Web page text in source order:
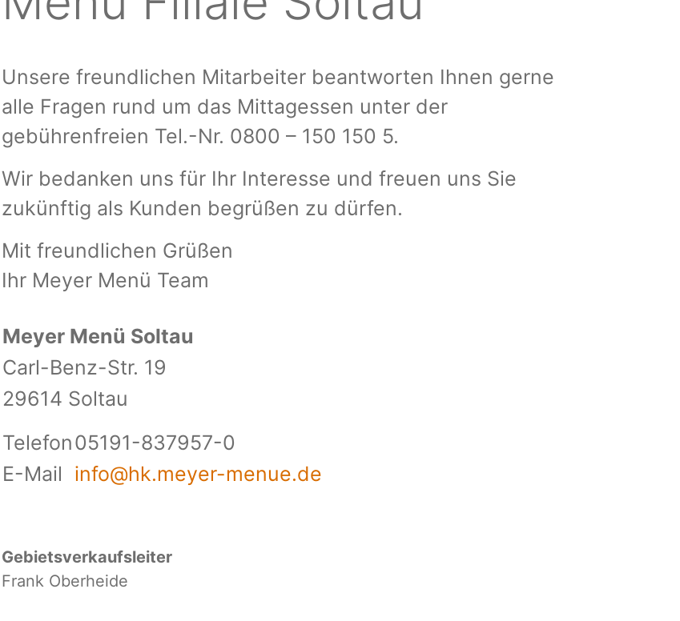
Unsere freundlichen Mitarbeiter beantworten Ihnen gerne
alle Fragen rund um das Mittagessen unter der
gebührenfreien Tel.-Nr. 0800 – 150 150 5.
Wir bedanken uns für Ihr Interesse und freuen uns Sie
zukünftig als Kunden begrüßen zu dürfen.
Mit freundlichen Grüßen
Ihr Meyer Menü Team
Meyer Menü Soltau
Carl-Benz-Str. 19
29614 Soltau
Telefon05191-837957-0
E-Mail info@hk.meyer-menue.de
Gebietsverkaufsleiter
Frank Oberheide